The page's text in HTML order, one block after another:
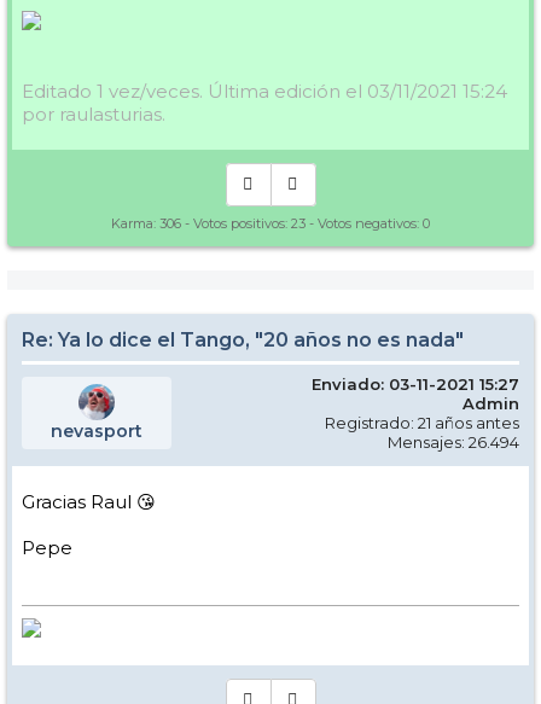
Editado 1 vez/veces. Última edición el 03/11/2021 15:24
por raulasturias.
Karma: 306 - Votos positivos: 23 - Votos negativos: 0
Re: Ya lo dice el Tango, "20 años no es nada"
nevasport
Enviado: 03-11-2021 15:27
Admin
Registrado: 21 años antes
Mensajes: 26.494
Gracias Raul 😘
Pepe